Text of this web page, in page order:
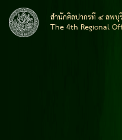
สำนักศิลปากรที่ ๔ ลพบุ
The 4th Regional